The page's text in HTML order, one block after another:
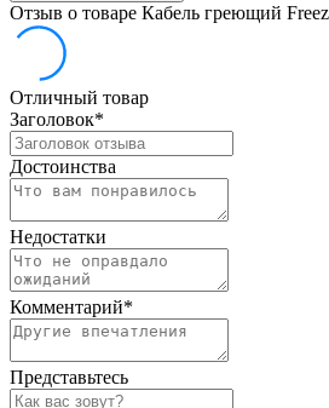
Отзыв о товаре Кабель греющий
Отличный товар
Заголовок*
Достоинства
Недостатки
Комментарий*
Представьтесь